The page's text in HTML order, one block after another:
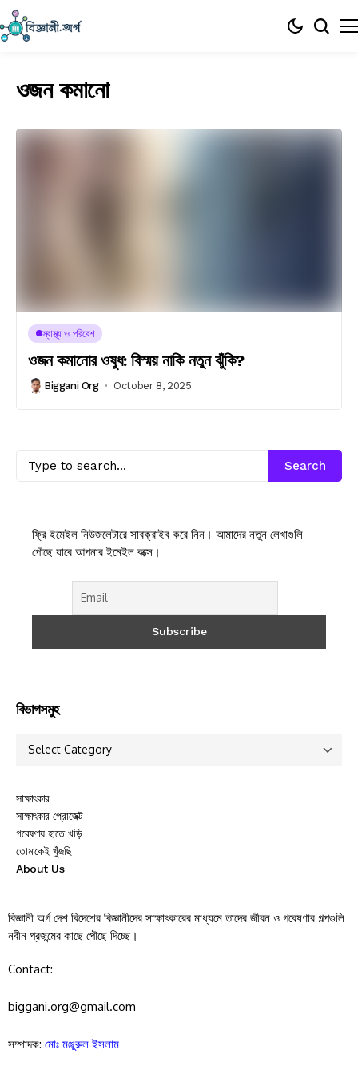
ওজন কমানো
স্বাস্থ্য ও পরিবেশ
ওজন কমানোর ওষুধ: বিস্ময় নাকি নতুন ঝুঁকি?
Biggani Org October 8, 2025
Search
ফ্রি ইমেইল নিউজলেটারে সাবক্রাইব করে নিন। আমাদের নতুন লেখাগুলি
পৌছে যাবে আপনার ইমেইল বক্সে।
বিভাগসমুহ
সাক্ষাৎকার
সাক্ষাৎকার প্রোজেক্ট
গবেষণায় হাতে খড়ি
তোমাকেই খুঁজছি
About Us
বিজ্ঞানী অর্গ দেশ বিদেশের বিজ্ঞানীদের সাক্ষাৎকারের মাধ্যমে তাদের জীবন ও গবেষণার গল্পগুলি
নবীন প্রজন্মের কাছে পৌছে দিচ্ছে।
Contact:
biggani.org@gmail.com
সম্পাদক: মোঃ মঞ্জুরুল ইসলাম